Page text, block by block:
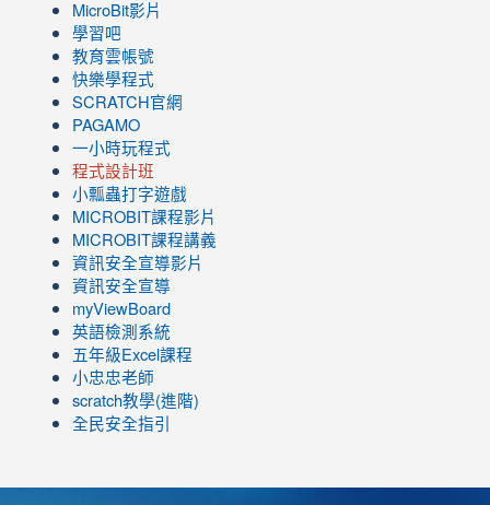
MicroBit影片
學習吧
教育雲帳號
快樂學程式
SCRATCH官網
PAGAMO
一小時玩程式
程式設計班
小瓢蟲打字遊戲
link
to
https://www.youtube.com/channel/UC8LghzcV5-
ZBGmXwlbUndNA/videos?
view=0&sort=dd&shelf_id=0
MICROBIT課程影片
link
to
https://www.youtube.com/channel/UC8LghzcV5-
ZBGmXwlbUndNA/videos?
view=0&sort=dd&shelf_id=0
MICROBIT課程講義
資訊安全宣導影片
資訊安全宣導
myViewBoard
英語檢測系統
五年級Excel課程
小忠忠老師
scratch教學(進階)
全民安全指引